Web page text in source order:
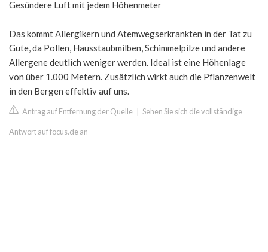
Gesündere Luft mit jedem Höhenmeter
Das kommt Allergikern und Atemwegserkrankten in der Tat zu
Gute, da Pollen, Hausstaubmilben, Schimmelpilze und andere
Allergene deutlich weniger werden. Ideal ist eine Höhenlage
von über 1.000 Metern. Zusätzlich wirkt auch die Pflanzenwelt
in den Bergen effektiv auf uns.
Antrag auf Entfernung der Quelle Sehen Sie sich die vollständige
Antwort auf focus.de an